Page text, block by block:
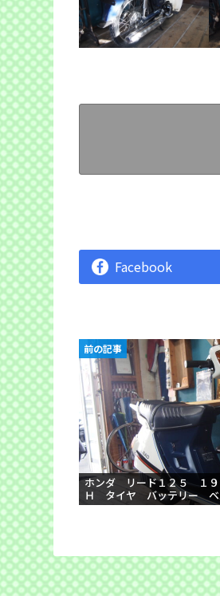
Facebook
ホンダ リード１２５ １
Ｈ タイヤ バッテリー ベ
前の記事